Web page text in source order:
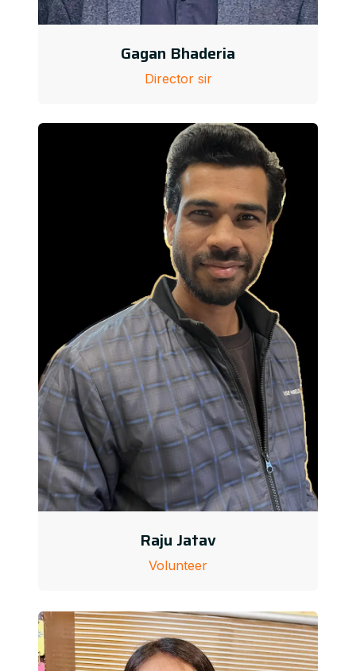
Gagan Bhaderia
Director sir
Raju Jatav
Volunteer